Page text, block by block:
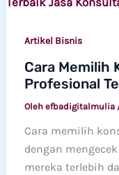
Artikel Bisnis
Cara Memilih
Profesional
Oleh efbadigitalmulia
Cara memilih
dengan
mereka terlebih